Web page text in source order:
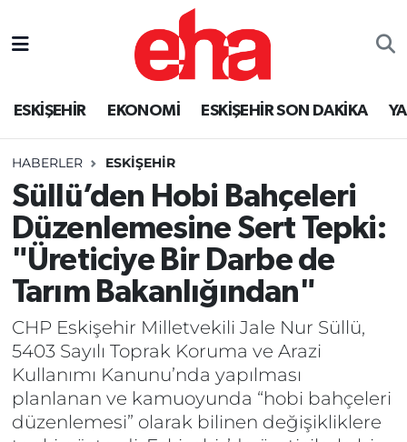
ESKİŞEHİR EKONOMİ ESKİŞEHİR SON DAKİKA
HABERLER ESKİŞEHİR
Süllü’den Hobi Bahçeleri
Düzenlemesine Sert Tepki:
"Üreticiye Bir Darbe de
Tarım Bakanlığından"
CHP Eskişehir Milletvekili Jale Nur Süllü,
5403 Sayılı Toprak Koruma ve Arazi
Kullanımı Kanunu’nda yapılması
planlanan ve kamuoyunda “hobi bahçeleri
düzenlemesi” olarak bilinen değişikliklere